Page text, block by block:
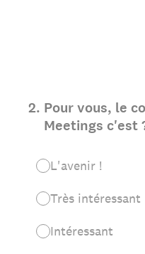
2. Pour vous, le
Meetings c'est
L'avenir !
Très intéressant
Intéressant